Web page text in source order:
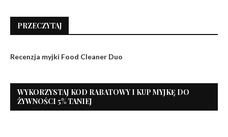
PRZECZYTAJ
Recenzja myjki Food Cleaner Duo
WYKORZYSTAJ KOD RABATOWY I KUP MYJKĘ DO
ŻYWNOŚCI 5% TANIEJ